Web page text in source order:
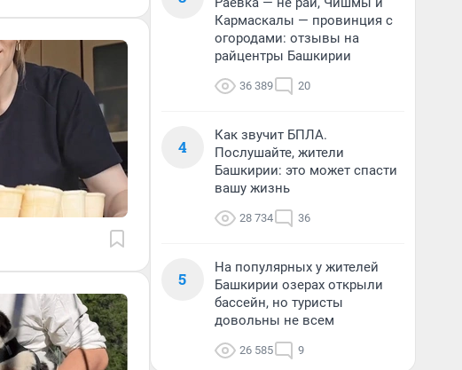
Кармаскалы — провинция с
огородами: отзывы на
райцентры Башкирии
36 389 20
4
Как звучит БПЛА.
Послушайте, жители
Башкирии: это может спасти
вашу жизнь
28 734 36
5
На популярных у жителей
Башкирии озерах открыли
бассейн, но туристы
довольны не всем
26 585 9